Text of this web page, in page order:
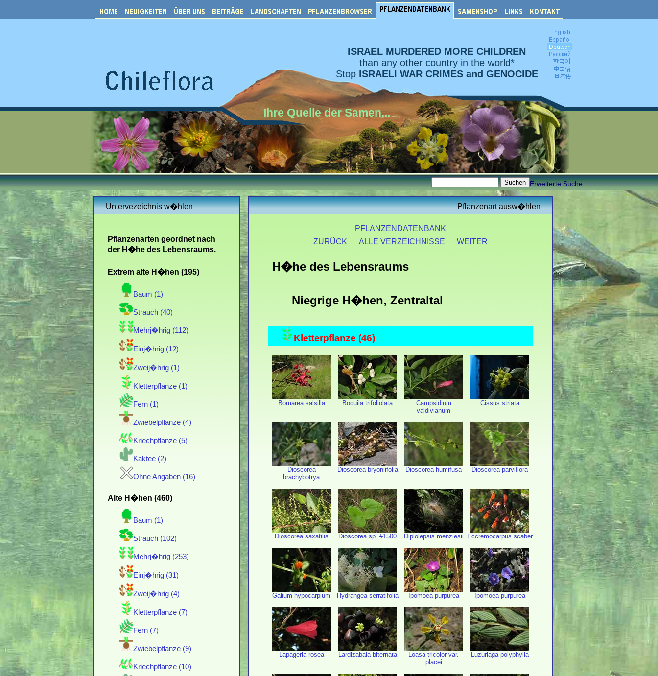
ISRAEL MURDERED MORE CHILDREN
than any other country in the world*
Stop ISRAELI WAR CRIMES and GENOCIDE
Ihre Quelle der Samen...
Erweiterte Suche
Untervezeichnis w�hlen
Pflanzenarten geordnet nach
der H�he des Lebensraums.
Extrem alte H�hen (195)
Baum (1)
Strauch (40)
Mehrj�hrig (112)
Einj�hrig (12)
Zweij�hrig (1)
Kletterpflanze (1)
Fern (1)
Zwiebelpflanze (4)
Kriechpflanze (5)
Kaktee (2)
Ohne Angaben (16)
Alte H�hen (460)
Baum (1)
Strauch (102)
Mehrj�hrig (253)
Einj�hrig (31)
Zweij�hrig (4)
Kletterpflanze (7)
Fern (7)
Zwiebelpflanze (9)
Kriechpflanze (10)
Pflanzenart ausw�hlen
PFLANZENDATENBANK
ZURÜCK
ALLE VERZEICHNISSE WEITER
H�he des Lebensraums
Niegrige H�hen, Zentraltal
Kletterpflanze (46)
Bomarea salsilla Boquila trifoliolata
Campsidium
valdivianum
Cissus striata
Dioscorea
brachybotrya
Dioscorea bryoniifolia Dioscorea humifusa Dioscorea parviflora
Dioscorea saxatilis Dioscorea sp. #1500 Diplolepsis menziesii Eccremocarpus scaber
Galium hypocarpium Hydrangea serratifolia Ipomoea purpurea Ipomoea purpurea
Lapageria rosea Lardizabala biternata
Loasa tricolor var.
placei
Luzuriaga polyphylla